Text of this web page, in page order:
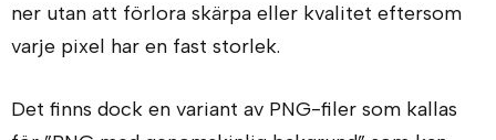
ner utan att förlora skärpa eller kvalitet eftersom
varje pixel har en fast storlek.
Det finns dock en variant av PNG-filer som kallas